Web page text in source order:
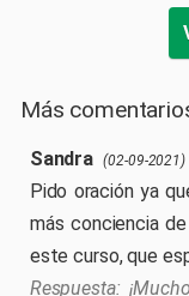
Más
Sandra (02-09-2021)
Pido oración ya
más conciencia
este curso, que